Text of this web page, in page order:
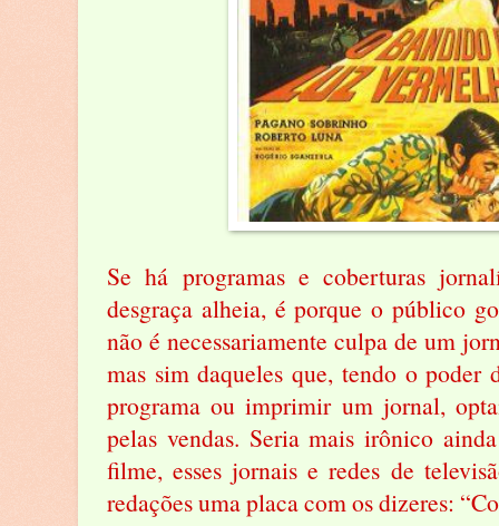
Se há programas e coberturas
desgraça alheia, é porque o público
não é necessariamente culpa de um
mas sim daqueles que, tendo o poder
programa ou imprimir um jornal,
pelas vendas. Seria mais irônico
filme, esses jornais e redes de
redações uma placa com os dizeres: